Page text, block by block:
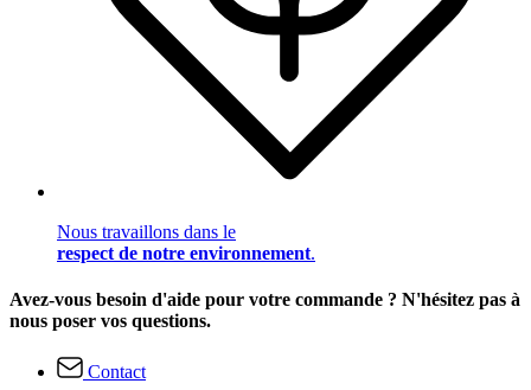
Nous travaillons dans le
respect de notre environnement.
Avez-vous besoin d'aide pour votre commande ? N'hésitez pas à
nous poser vos questions.
Contact